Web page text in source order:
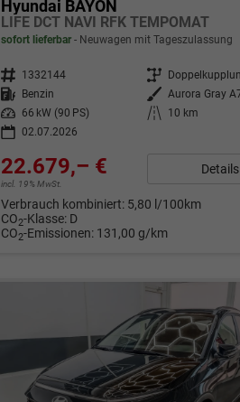
Hyundai BAYON
LIFE DCT NAVI RFK TEMPOMAT
sofort lieferbar Neuwagen mit Tageszulassung
Fahrzeugnr. 1332144 Getriebe
Kraftstoff
Benzin Außenfarbe Aurora Gray
Leistung
66 kW (90 PS) Kilometerstand
10 km
02.07.2026
22.679,– €
incl. 19% MwSt.
Details
Verbrauch kombiniert: 5,80 l/100km
CO2-Klasse: D
CO2-Emissionen: 131,00 g/km